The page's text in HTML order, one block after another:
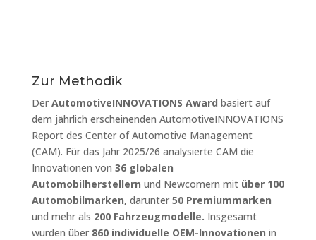
Zur Methodik
Der AutomotiveINNOVATIONS Award basiert auf
dem jährlich erscheinenden AutomotiveINNOVATIONS
Report des Center of Automotive Management
(CAM). Für das Jahr 2025/26 analysierte CAM die
Innovationen von 36 globalen
Automobilherstellern und Newcomern mit über 100
Automobilmarken, darunter 50 Premiummarken
und mehr als 200 Fahrzeugmodelle. Insgesamt
wurden über 860 individuelle OEM-Innovationen in